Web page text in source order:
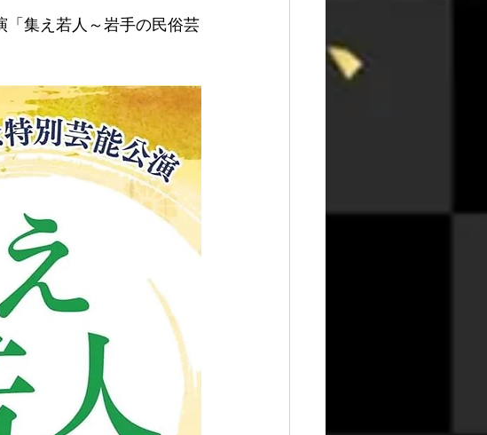
「集え若人～岩手の民俗芸